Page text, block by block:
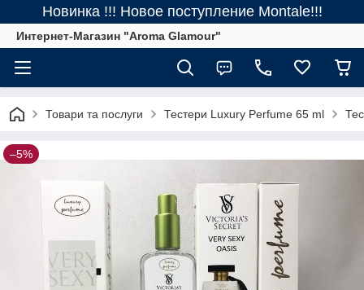
Новинка !!! Новое поступление Montale!!!
Интернет-Магазин "Aroma Glamour"
Товари та послуги Тестери Luxury Perfume 65 ml
–5%